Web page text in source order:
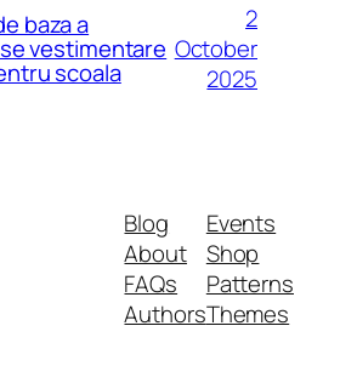
baza a
vestimentare
scoala
2
October
2025
Blog
About
FAQs
Authors
Events
Shop
Patterns
Themes